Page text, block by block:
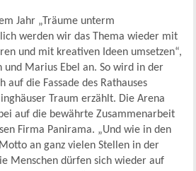
Jahr „Träume unterm
werden wir das Thema wieder mit
und mit kreativen Ideen umsetzen“,
und Marius Ebel an. So wird in der
auf die Fassade des Rathauses
Traum erzählt. Die Arena
auf die bewährte Zusammenarbeit
Firma Panirama. „Und wie in den
an ganz vielen Stellen in der
Menschen dürfen sich wieder auf